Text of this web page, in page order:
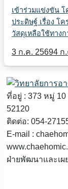
เข้าร่วมแข่งขัน โ
ประดิษฐ์ เรื่อง โ
วัสดุเหลือใช้ทางก
3 ก.ค. 25694 ก
ที่อยู่ : 373 หมู่
52120
ติดต่อ: 054-
E-mail :
ฝ่ายพัฒนาและเผ